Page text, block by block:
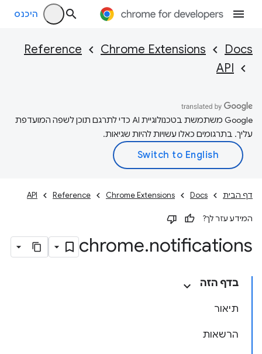
היכנס
Docs
Chrome Extensions
Reference
API
‫Google משתמשת בטכנולוגיית AI כדי לתרגם תוכן לשפה המועדפת
עליך. בתרגומים כאלו עשויות להיות שגיאות.
דף הבית Docs
Chrome Extensions
Reference
API
המידע עזר לך?
chrome.notifications
בדף הזה
תיאור
הרשאות